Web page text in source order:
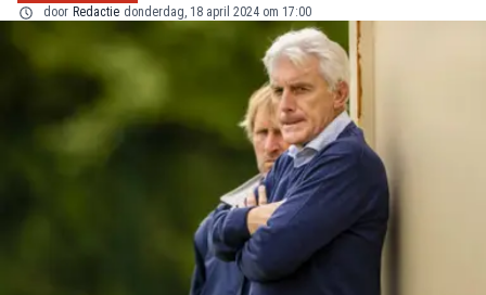
door Redactie donderdag, 18 april 2024 om 17:00